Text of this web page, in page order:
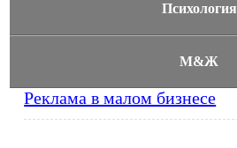
Психология
М&Ж
Реклама в малом бизнесе